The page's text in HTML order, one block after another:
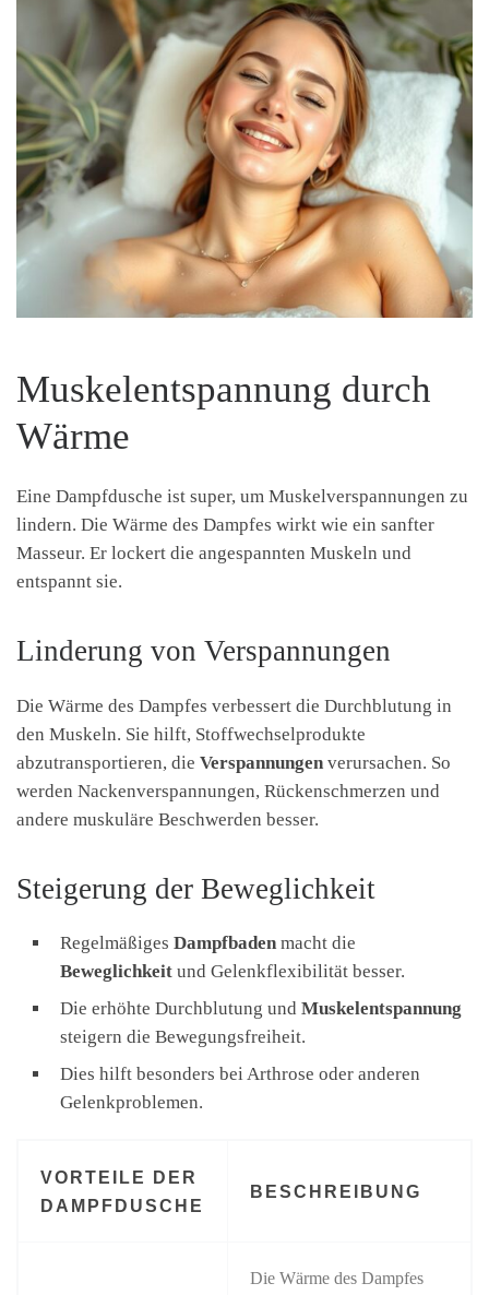
Muskelentspannung durch
Wärme
Eine Dampfdusche ist super, um Muskelverspannungen zu
lindern. Die Wärme des Dampfes wirkt wie ein sanfter
Masseur. Er lockert die angespannten Muskeln und
entspannt sie.
Linderung von Verspannungen
Die Wärme des Dampfes verbessert die Durchblutung in
den Muskeln. Sie hilft, Stoffwechselprodukte
abzutransportieren, die Verspannungen verursachen. So
werden Nackenverspannungen, Rückenschmerzen und
andere muskuläre Beschwerden besser.
Steigerung der Beweglichkeit
Regelmäßiges Dampfbaden macht die
Beweglichkeit und Gelenkflexibilität besser.
Die erhöhte Durchblutung und Muskelentspannung
steigern die Bewegungsfreiheit.
Dies hilft besonders bei Arthrose oder anderen
Gelenkproblemen.
VORTEILE DER
DAMPFDUSCHE
BESCHREIBUNG
Die Wärme des Dampfes